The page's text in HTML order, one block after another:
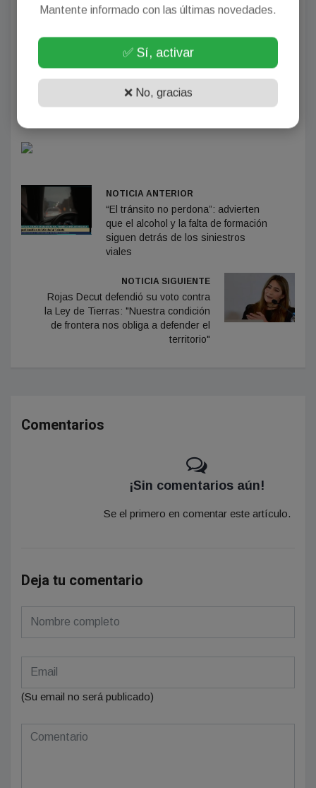
Consultar el estado del paso antes de viajar
Las autoridades recordaron que se trata de
por la temporada estival.
NOTICIA ANTERIOR
“El tránsito no perdona”: advierten
que el alcohol y la falta de formación
siguen detrás de los siniestros
viales
NOTICIA SIGUIENTE
Rojas Decut defendió su voto contra
la Ley de Tierras: "Nuestra condición
de frontera nos obliga a defender el
territorio"
Comentarios
¡Sin comentarios aún!
Se el primero en comentar este artículo.
Deja tu comentario
(Su email no será publicado)
Mantente informado con las últimas novedades.
✅ Sí, activar
❌ No, gracias